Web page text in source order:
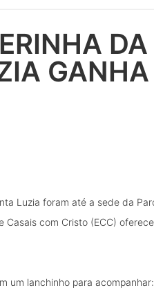
DA
GANHA
Luzia foram até a sede da
Casais com Cristo (ECC)
um lanchinho para